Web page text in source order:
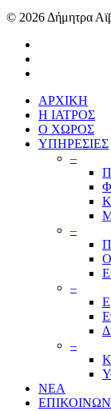
© 2026 Δήμητρα
ΑΡΧΙΚΗ
Η ΙΑΤΡΟΣ
Ο ΧΩΡΟΣ
ΥΠΗΡΕΣΙΕΣ
–
–
–
–
ΝΕΑ